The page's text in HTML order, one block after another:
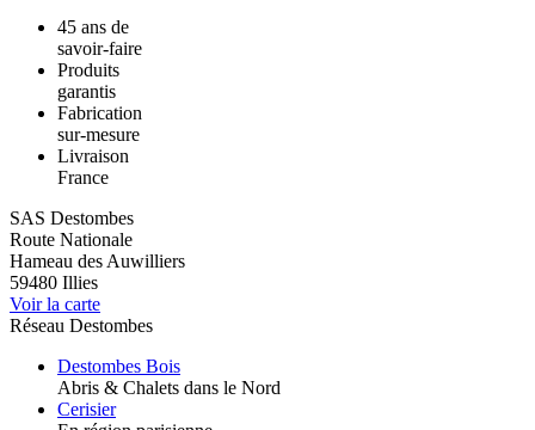
45 ans de
savoir-faire
Produits
garantis
Fabrication
sur-mesure
Livraison
France
SAS Destombes
Route Nationale
Hameau des Auwilliers
59480 Illies
Voir la carte
Réseau Destombes
Destombes Bois
Abris & Chalets dans le Nord
Cerisier